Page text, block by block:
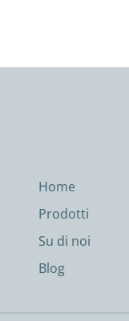
Home
Prodotti
Su di noi
Blog